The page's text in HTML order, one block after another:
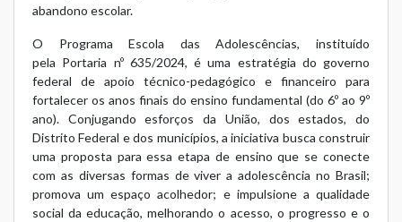
abandono escolar.
O Programa Escola das Adolescências, instituído
pela Portaria nº 635/2024, é uma estratégia do governo
federal de apoio técnico-pedagógico e financeiro para
fortalecer os anos finais do ensino fundamental (do 6º ao 9º
ano). Conjugando esforços da União, dos estados, do
Distrito Federal e dos municípios, a iniciativa busca construir
uma proposta para essa etapa de ensino que se conecte
com as diversas formas de viver a adolescência no Brasil;
promova um espaço acolhedor; e impulsione a qualidade
social da educação, melhorando o acesso, o progresso e o